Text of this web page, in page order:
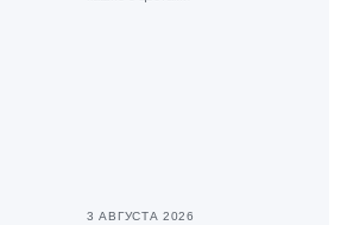
3 АВГУСТА 2026